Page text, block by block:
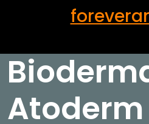
Atoderm